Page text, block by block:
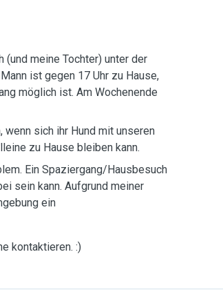
meine Tochter) unter der
ist gegen 17 Uhr zu Hause,
möglich ist. Am Wochenende
wenn sich ihr Hund mit unseren
zu Hause bleiben kann.
sein kann. Aufgrund meiner
ein
kontaktieren. :)